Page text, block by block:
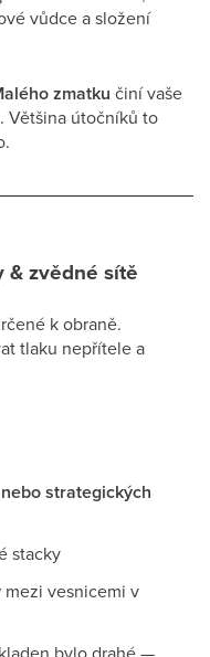
vůdce a složení
zmatku činí vaše
Většina útočníků to
zvědné sítě
k obraně.
tlaku nepřítele a
strategických
stacky
mezi vesnicemi v